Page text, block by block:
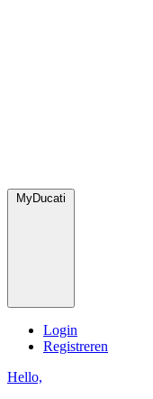
MyDucati
Login
Registreren
Hello,